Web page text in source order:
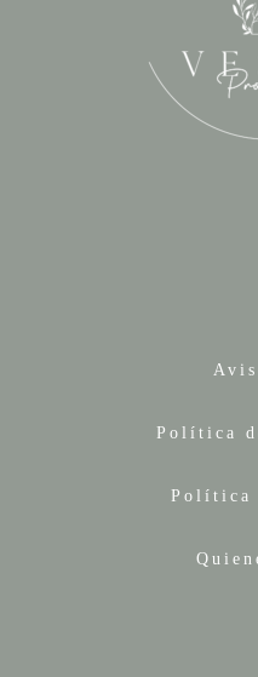
Política
Política